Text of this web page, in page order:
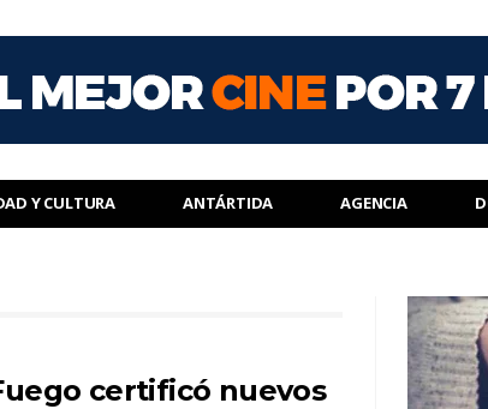
Y CULTURA ANTÁRTIDA AGENCIA
certificó nuevos